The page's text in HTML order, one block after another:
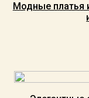
Модные платья